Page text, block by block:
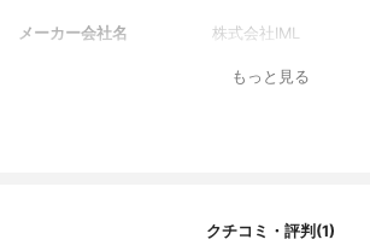
メーカー会社名 株式会社IML
もっと見る
クチコミ・評判(1)